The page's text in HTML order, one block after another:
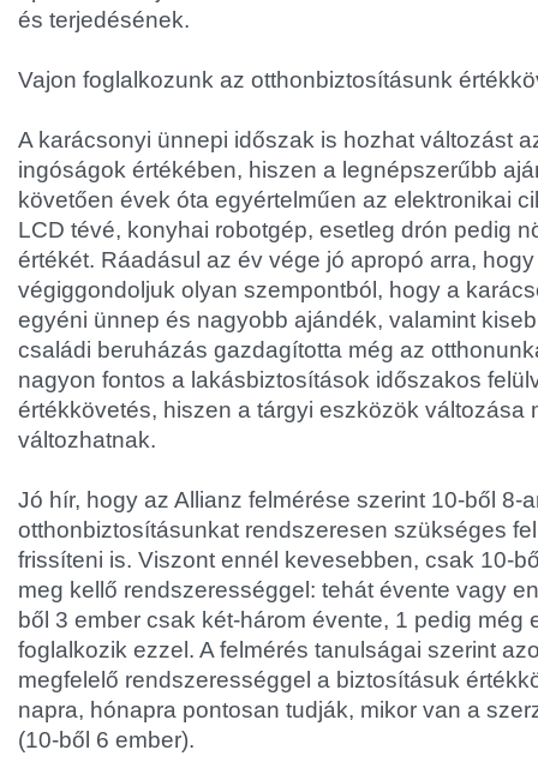
és terjedésének.
Vajon foglalkozunk az otthonbiztosításunk
A karácsonyi ünnepi időszak is hozhat változást
ingóságok értékében, hiszen a legnépszerűbb
követően évek óta egyértelműen az elektronikai
LCD tévé, konyhai robotgép, esetleg drón pedig
értékét. Ráadásul az év vége jó apropó arra,
végiggondoljuk olyan szempontból, hogy a
egyéni ünnep és nagyobb ajándék, valamint
családi beruházás gazdagította még az
nagyon fontos a lakásbiztosítások időszakos
értékkövetés, hiszen a tárgyi eszközök változása
változhatnak.
Jó hír, hogy az Allianz felmérése szerint 10-ből 8-
otthonbiztosításunkat rendszeresen szükséges
frissíteni is. Viszont ennél kevesebben, csak 10-
meg kellő rendszerességgel: tehát évente vagy
ből 3 ember csak két-három évente, 1 pedig még
foglalkozik ezzel. A felmérés tanulságai szerint
megfelelő rendszerességgel a biztosításuk
napra, hónapra pontosan tudják, mikor van a
(10-ből 6 ember).